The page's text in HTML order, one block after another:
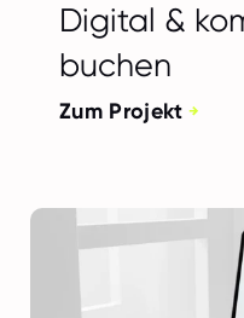
Digital &
buchen
Zum Projekt